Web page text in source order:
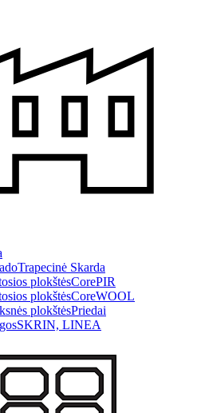
Trapecinė Skarda
plokštėsCorePIR
plokštėsCoreWOOL
plokštėsPriedai
SKRIN, LINEA